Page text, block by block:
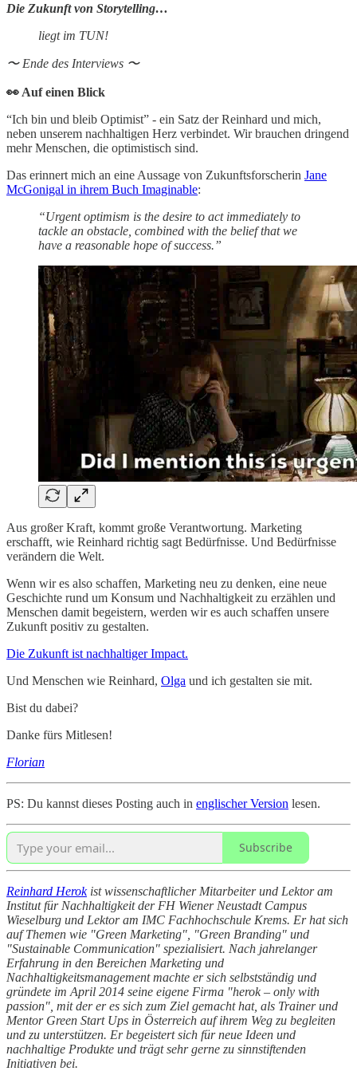
Die Zukunft von Storytelling…
liegt im TUN!
〜 Ende des Interviews 〜
👀 Auf einen Blick
“Ich bin und bleib Optimist” - ein Satz der Reinhard und mich,
neben unserem nachhaltigen Herz verbindet. Wir brauchen dringend
mehr Menschen, die optimistisch sind.
Das erinnert mich an eine Aussage von Zukunftsforscherin Jane
McGonigal in ihrem Buch Imaginable:
“Urgent optimism is the desire to act immediately to
tackle an obstacle, combined with the belief that we
have a reasonable hope of success.”
Aus großer Kraft, kommt große Verantwortung. Marketing
erschafft, wie Reinhard richtig sagt Bedürfnisse. Und Bedürfnisse
verändern die Welt.
Wenn wir es also schaffen, Marketing neu zu denken, eine neue
Geschichte rund um Konsum und Nachhaltigkeit zu erzählen und
Menschen damit begeistern, werden wir es auch schaffen unsere
Zukunft positiv zu gestalten.
Die Zukunft ist nachhaltiger Impact.
Und Menschen wie Reinhard, Olga und ich gestalten sie mit.
Bist du dabei?
Danke fürs Mitlesen!
Florian
PS: Du kannst dieses Posting auch in englischer Version lesen.
Subscribe
Reinhard Herokist wissenschaftlicher Mitarbeiter und Lektor am
Institut für Nachhaltigkeit der FH Wiener Neustadt Campus
Wieselburg und Lektor am IMC Fachhochschule Krems. Er hat sich
auf Themen wie "Green Marketing", "Green Branding" und
"Sustainable Communication" spezialisiert. Nach jahrelanger
Erfahrung in den Bereichen Marketing und
Nachhaltigkeitsmanagement machte er sich selbstständig und
gründete im April 2014 seine eigene Firma "herok – only with
passion", mit der er es sich zum Ziel gemacht hat, als Trainer und
Mentor Green Start Ups in Österreich auf ihrem Weg zu begleiten
und zu unterstützen. Er begeistert sich für neue Ideen und
nachhaltige Produkte und trägt sehr gerne zu sinnstiftenden
Initiativen bei.